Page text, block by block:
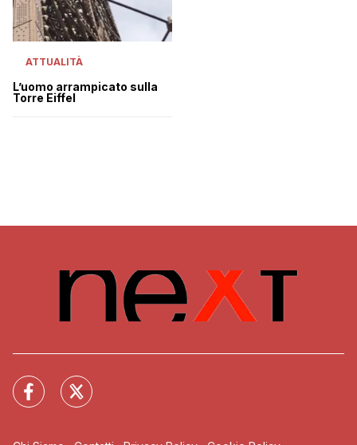
ATTUALITÀ
L’uomo arrampicato sulla
Torre Eiffel